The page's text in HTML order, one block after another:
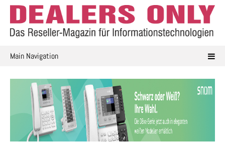
Skip
content
Main Navigation